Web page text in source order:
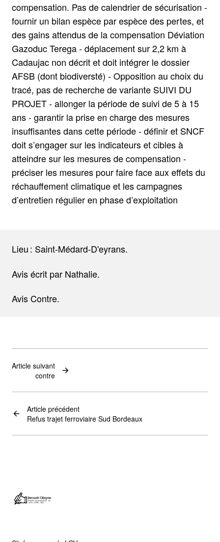
compensation. Pas de calendrier de sécurisation -
fournir un bilan espèce par espèce des pertes, et
des gains attendus de la compensation Déviation
Gazoduc Terega - déplacement sur 2,2 km à
Cadaujac non décrit et doit intégrer le dossier
AFSB (dont biodiversté) - Opposition au choix du
tracé, pas de recherche de variante SUIVI DU
PROJET - allonger la période de suivi de 5 à 15
ans - garantir la prise en charge des mesures
insuffisantes dans cette période - définir et SNCF
doit s’engager sur les indicateurs et cibles à
atteindre sur les mesures de compensation -
préciser les mesures pour faire face aux effets du
réchauffement climatique et les campagnes
d’entretien régulier en phase d’exploitation
Lieu : Saint-Médard-D'eyrans.
Avis écrit par Nathalie.
Avis Contre.
Article précédent
Refus trajet ferroviaire Sud Bordeaux
Article suivant
contre